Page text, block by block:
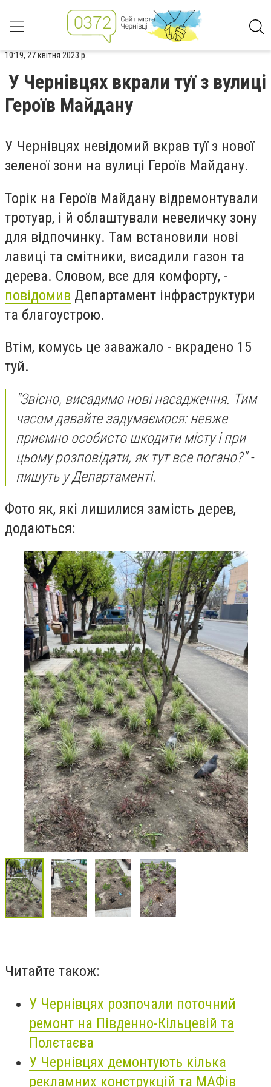
10:19, 27 квітня 2023 р.
У Чернівцях вкрали туї з вулиці
Героїв Майдану
У Чернівцях невідомий вкрав туї з нової
зеленої зони на вулиці Героїв Майдану.
Торік на Героїв Майдану відремонтували
тротуар, і й облаштували невеличку зону
для відпочинку. Там встановили нові
лавиці та смітники, висадили газон та
дерева. Словом, все для комфорту, -
повідомив Департамент інфраструктури
та благоустрою.
Втім, комусь це заважало - вкрадено 15
туй.
"Звісно, висадимо нові насадження. Тим
часом давайте задумаємося: невже
приємно особисто шкодити місту і при
цьому розповідати, як тут все погано?" -
пишуть у Департаменті.
Фото як, які лишилися замість дерев,
додаються:
Читайте також:
У Чернівцях розпочали поточний
ремонт на Південно-Кільцевій та
Полєтаєва
У Чернівцях демонтують кілька
рекламних конструкцій та МАФів